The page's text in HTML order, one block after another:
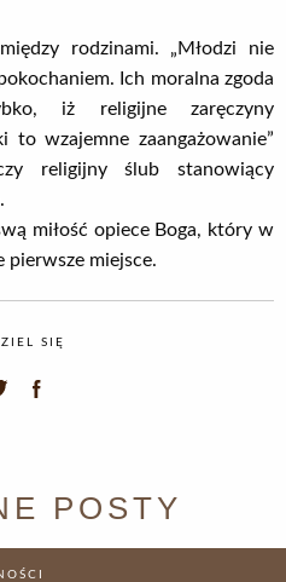
rodzinami. „Młodzi nie
Ich moralna zgoda
iż religijne zaręczyny
to wzajemne zaangażowanie”
religijny ślub stanowiący
miłość opiece Boga, który w
pierwsze miejsce.
SIĘ
POSTY